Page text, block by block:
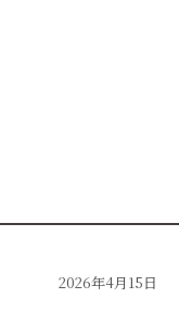
2026年4月15日